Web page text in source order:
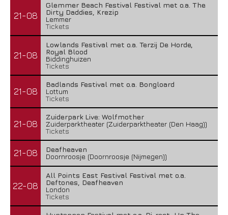
21-08
Glemmer Beach Festival Festival met o.a. The
Dirty Daddies, Krezip
Lemmer
Tickets
21-08
Lowlands Festival met o.a. Terzij De Horde,
Royal Blood
Biddinghuizen
Tickets
21-08
Badlands Festival met o.a. Bongloard
Lottum
Tickets
21-08
Zuiderpark Live: Wolfmother
Zuiderparktheater (Zuiderparktheater (Den Haag))
Tickets
21-08
Deafheaven
Doornroosje (Doornroosje (Nijmegen))
22-08
All Points East Festival Festival met o.a.
Deftones, Deafheaven
London
Tickets